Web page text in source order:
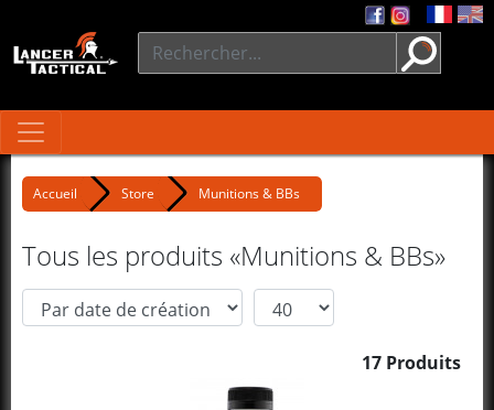
Accueil Store Munitions & BBs
Tous les produits «Munitions & BBs»
17 Produits